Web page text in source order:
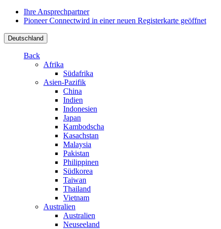
Ihre Ansprechpartner
Pioneer Connectwird in einer neuen Registerkarte geöffnet
Deutschland
Back
Afrika
Südafrika
Asien-Pazifik
China
Indien
Indonesien
Japan
Kambodscha
Kasachstan
Malaysia
Pakistan
Philippinen
Südkorea
Taiwan
Thailand
Vietnam
Australien
Australien
Neuseeland